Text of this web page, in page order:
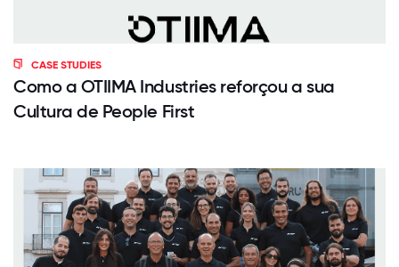
CASE STUDIES
Como a OTIIMA Industries reforçou a sua
Cultura de People First